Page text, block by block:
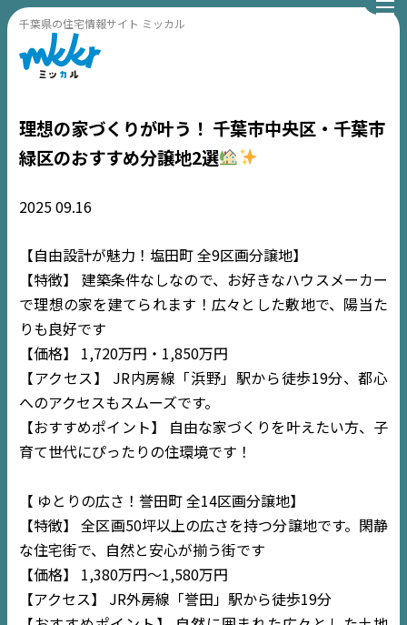
千葉県の住宅情報サイト ミッカル
理想の家づくりが叶う！ 千葉市中央区・千葉市
緑区のおすすめ分譲地2選
202509.16
【自由設計が魅力！塩田町 全9区画分譲地】
【特徴】 建築条件なしなので、お好きなハウスメーカー
で理想の家を建てられます！広々とした敷地で、陽当た
りも良好です
【価格】 1,720万円・1,850万円
【アクセス】 JR内房線「浜野」駅から徒歩19分、都心
へのアクセスもスムーズです。
【おすすめポイント】 自由な家づくりを叶えたい方、子
育て世代にぴったりの住環境です！
【 ゆとりの広さ！誉田町 全14区画分譲地】
【特徴】 全区画50坪以上の広さを持つ分譲地です。閑静
な住宅街で、自然と安心が揃う街です
【価格】 1,380万円〜1,580万円
【アクセス】 JR外房線「誉田」駅から徒歩19分